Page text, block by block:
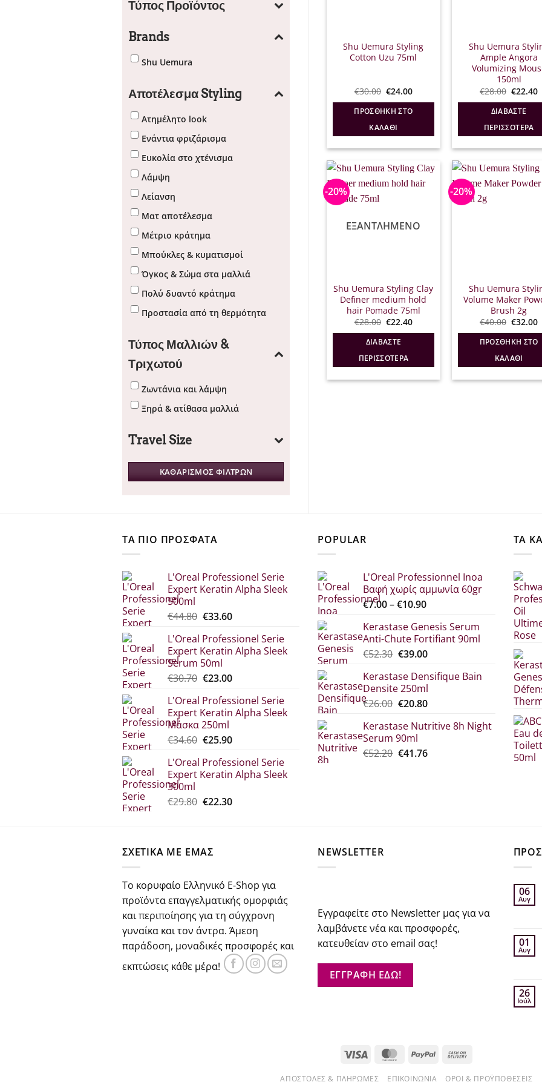
Τύπος Προϊόντος
Brands
Shu Uemura
Αποτέλεσμα Styling
Ατημέλητο look
Ενάντια φριζάρισμα
Ευκολία στο χτένισμα
Λάμψη
Λείανση
Ματ αποτέλεσμα
Μέτριο κράτημα
Μπούκλες & κυματισμοί
Όγκος & Σώμα στα μαλλιά
Πολύ δυαντό κράτημα
Προστασία από τη θερμότητα
Τύπος Μαλλιών &
Τριχωτού
Ζωντάνια και λάμψη
Ξηρά & ατίθασα μαλλιά
Travel Size
ΚΑΘΑΡΙΣΜΟΣ ΦΙΛΤΡΩΝ
Shu Uemura Styling
Cotton Uzu 75ml
€30.00 Original
was:
€30.00.
€24.00Η
τιμή
είναι:
ΠΡΟΣΘΉΚΗ ΣΤΟ
ΚΑΛΆΘΙ
Shu Uemura
Ample Angora
Volumizing
150ml
€28.00 Original
was:
€28.00.
€22.40Η
ΔΙΑΒΆΣΤΕ
ΠΕΡΙΣΣΌΤΕΡΑ
-20%
ΕΞΑΝΤΛΗΜΈΝΟ
Shu Uemura Styling Clay
Definer medium hold
hair Pomade 75ml
€28.00 Original
was:
€28.00.
€22.40Η
ΔΙΑΒΆΣΤΕ
ΠΕΡΙΣΣΌΤΕΡΑ
-20%
Shu Uemura
Volume Maker
Brush 2g
€40.00 Original
was:
€40.00.
€32.00Η
ΠΡΟΣΘΉΚΗ ΣΤΟ
ΚΑΛΆΘΙ
ΤΑ ΠΙΟ ΠΡΟΣΦΑΤΑ
L'Oreal Professionel Serie
Expert Keratin Alpha Sleek
500ml
€44.80 Original
was:
€44.80.
€33.60Η
τιμή
είναι:
L'Oreal Professionel Serie
Expert Keratin Alpha Sleek
Serum 50ml
€30.70 Original
was:
€30.70.
€23.00Η
τιμή
είναι:
L'Oreal Professionel Serie
Expert Keratin Alpha Sleek
Μάσκα 250ml
€34.60 Original
was:
€34.60.
€25.90Η
τιμή
είναι:
L'Oreal Professionel Serie
Expert Keratin Alpha Sleek
300ml
€29.80 Original
€22.30Η
POPULAR
L'Oreal Professionnel Inoa
Βαφή χωρίς αμμωνία 60gr
€7.00–€10.90Price
€7.00
through
€10.90
Kerastase Genesis Serum
Anti-Chute Fortifiant 90ml
€52.30 Original
was:
€52.30.
€39.00Η
τιμή
είναι:
€39.00.
Kerastase Densifique Bain
Densite 250ml
€26.00 Original
was:
€26.00.
€20.80Η
τιμή
€20.80.
Kerastase Nutritive 8h Night
Serum 90ml
€52.20 Original
€41.76Η
ΤΑ
ΣΧΕΤΙΚΑ ΜΕ ΕΜΑΣ
Το κορυφαίο Ελληνικό E-Shop για
προϊόντα επαγγελματικής ομορφιάς
και περιποίησης για τη σύγχρονη
γυναίκα και τον άντρα. Άμεση
παράδοση, μοναδικές προσφορές και
εκπτώσεις κάθε μέρα!
NEWSLETTER
Εγγραφείτε στο Newsletter μας για να
λαμβάνετε νέα και προσφορές,
κατευθείαν στο email σας!
ΕΓΓΡΑΦΗ ΕΔΩ!
06
Αυγ
01
Αυγ
26
Ιούλ
Visa MasterCardPayPal
Delivery
ΑΠΟΣΤΟΛΈΣ & ΠΛΗΡΩΜΈΣ ΕΠΙΚΟΙΝΩΝΊΑ ΌΡΟΙ & ΠΡΟΫΠΟΘΈΣΕΙΣ